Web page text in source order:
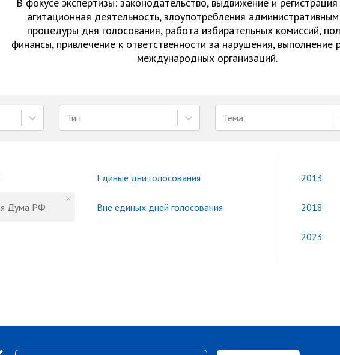
агитационная деятельность, злоупотребления
процедуры дня голосования, работа избирательных комиссий,
финансы, привлечение к ответственности за нарушения, выполнение
международных организаций.
Тип Тема
Дума РФ
Единые дни голосования
Вне единых дней голосования
2013
2018
2023